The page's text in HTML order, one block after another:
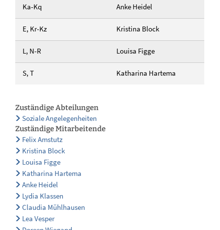
Ka-Kq Anke Heidel
E, Kr-Kz Kristina Block
L, N-R Louisa Figge
S, T Katharina Hartema
Zuständige Abteilungen
Soziale Angelegenheiten
Zuständige Mitarbeitende
Felix Amstutz
Kristina Block
Louisa Figge
Katharina Hartema
Anke Heidel
Lydia Klassen
Claudia Mühlhausen
Lea Vesper